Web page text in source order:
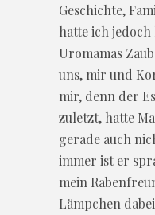
Geschichte,
hatte ich
Uromamas
uns, mir und
mir, denn der
zuletzt, hatte
gerade auch
immer ist er
mein
Lämpchen